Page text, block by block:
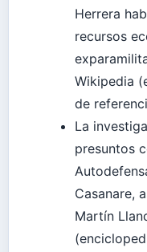
Herrera
recursos
Wikipedia
de
La
presuntos
Casanare,
Martín